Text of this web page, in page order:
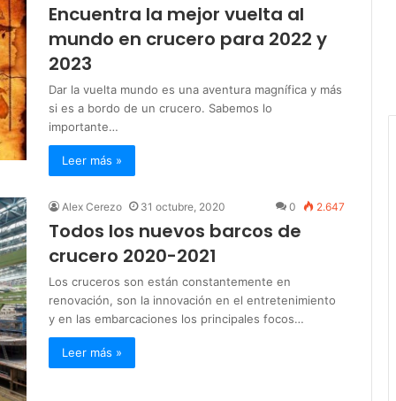
Encuentra la mejor vuelta al
mundo en crucero para 2022 y
2023
Dar la vuelta mundo es una aventura magnífica y más
si es a bordo de un crucero. Sabemos lo
importante…
Leer más »
Alex Cerezo 31 octubre, 2020 0 2.647
Todos los nuevos barcos de
crucero 2020-2021
Los cruceros son están constantemente en
renovación, son la innovación en el entretenimiento
y en las embarcaciones los principales focos…
Leer más »